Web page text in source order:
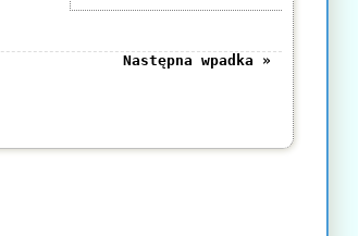
Następna wpadka »